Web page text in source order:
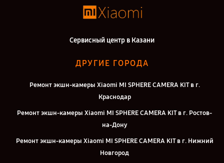
Сервисный центр в Казани
ДРУГИЕ ГОРОДА
Ремонт экшн-камеры Xiaomi MI SPHERE CAMERA KIT в г.
Краснодар
Ремонт экшн-камеры Xiaomi MI SPHERE CAMERA KIT в г. Ростов-
на-Дону
Ремонт экшн-камеры Xiaomi MI SPHERE CAMERA KIT в г. Нижний
Новгород